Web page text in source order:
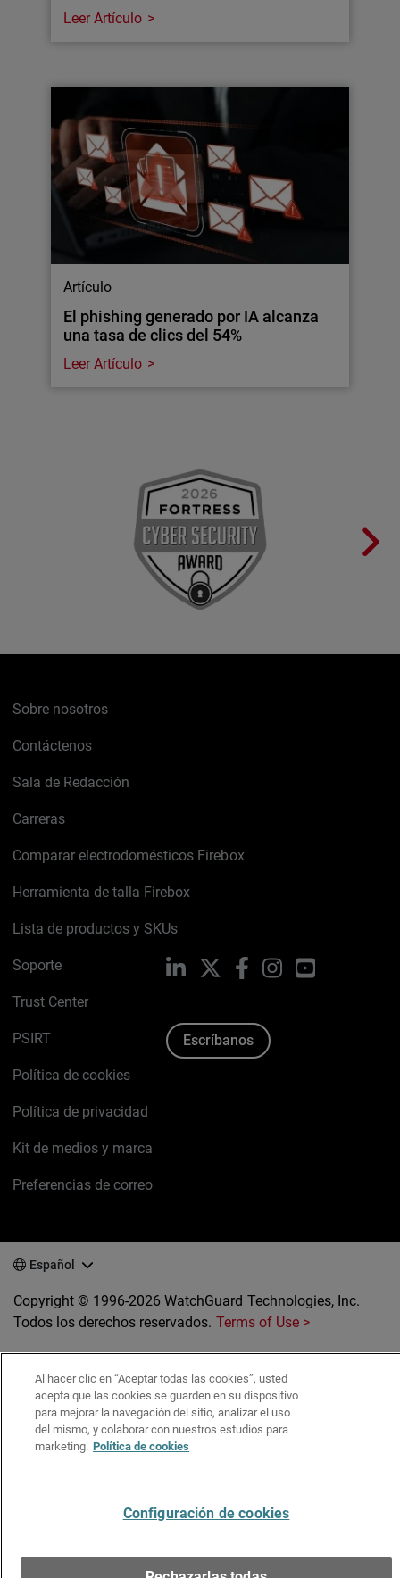
Leer Artículo
Artículo
El phishing generado por IA alcanza
una tasa de clics del 54%
Leer Artículo
Sobre nosotros
Contáctenos
Sala de Redacción
Carreras
Comparar electrodomésticos Firebox
Herramienta de talla Firebox
Lista de productos y SKUs
Soporte
Trust Center
PSIRT
Política de cookies
Política de privacidad
Kit de medios y marca
Preferencias de correo
LinkedIn FacebookInstagramYouTube
Escríbanos
Español
Copyright © 1996-2026 WatchGuard Technologies, Inc.
Todos los derechos reservados. Terms of Use >
Al hacer clic en “Aceptar todas las cookies”, usted
acepta que las cookies se guarden en su dispositivo
para mejorar la navegación del sitio, analizar el uso
del mismo, y colaborar con nuestros estudios para
marketing. Política de cookies
Configuración de cookies